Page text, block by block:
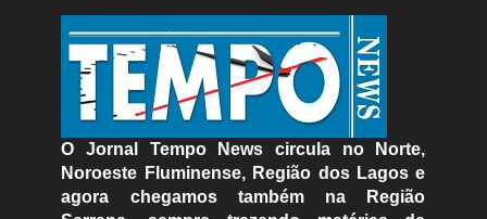
O Jornal Tempo News circula no Norte,
Noroeste Fluminense, Região dos Lagos e
agora chegamos também na Região